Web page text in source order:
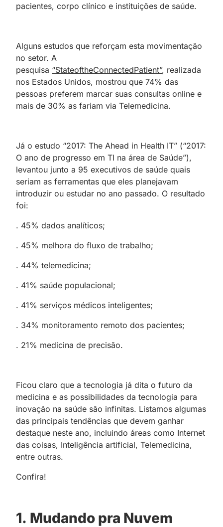
pacientes, corpo clínico e instituições de saúde.
Alguns estudos que reforçam esta movimentação
no setor. A
pesquisa “StateoftheConnectedPatient”, realizada
nos Estados Unidos, mostrou que 74% das
pessoas preferem marcar suas consultas online e
mais de 30% as fariam via Telemedicina.
Já o estudo “2017: The Ahead in Health IT” (“2017:
O ano de progresso em TI na área de Saúde”),
levantou junto a 95 executivos de saúde quais
seriam as ferramentas que eles planejavam
introduzir ou estudar no ano passado. O resultado
foi:
. 45% dados analíticos;
. 45% melhora do fluxo de trabalho;
. 44% telemedicina;
. 41% saúde populacional;
. 41% serviços médicos inteligentes;
. 34% monitoramento remoto dos pacientes;
. 21% medicina de precisão.
Ficou claro que a tecnologia já dita o futuro da
medicina e as possibilidades da tecnologia para
inovação na saúde são infinitas. Listamos algumas
das principais tendências que devem ganhar
destaque neste ano, incluindo áreas como Internet
das coisas, Inteligência artificial, Telemedicina,
entre outras.
Confira!
1. Mudando pra Nuvem